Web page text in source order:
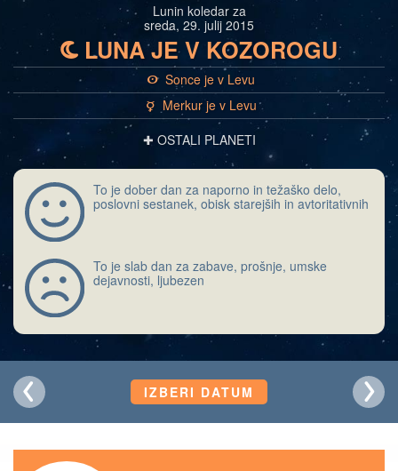
Lunin koledar za
sreda, 29. julij 2015
b LUNA JE V KOZOROGU
a Sonce je v Levu
c Merkur je v Levu
✚ OSTALI PLANETI
To je dober dan za naporno in težaško delo,
poslovni sestanek, obisk starejših in avtoritativnih
To je slab dan za zabave, prošnje, umske
dejavnosti, ljubezen
IZBERI DATUM